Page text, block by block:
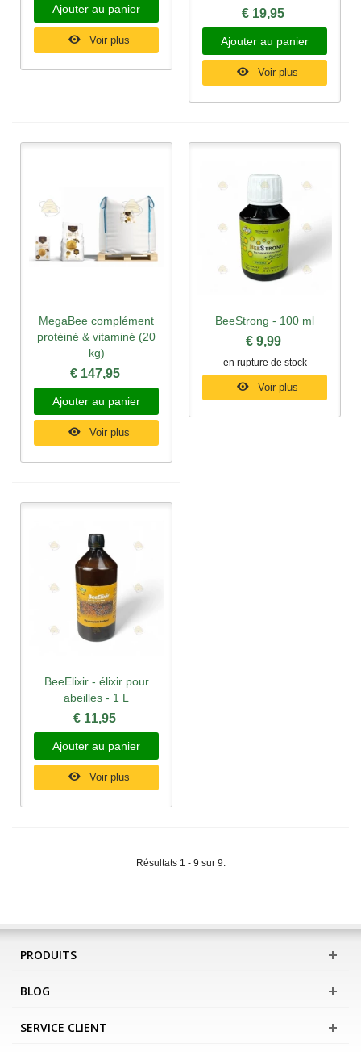
Ajouter au panier
Voir plus
€ 19,95
Ajouter au panier
Voir plus
MegaBee complément
protéiné & vitaminé (20
kg)
€ 147,95
Ajouter au panier
Voir plus
BeeStrong - 100 ml
€ 9,99
en rupture de stock
Voir plus
BeeElixir - élixir pour
abeilles - 1 L
€ 11,95
Ajouter au panier
Voir plus
Résultats 1 - 9 sur 9.
PRODUITS
BLOG
SERVICE CLIENT